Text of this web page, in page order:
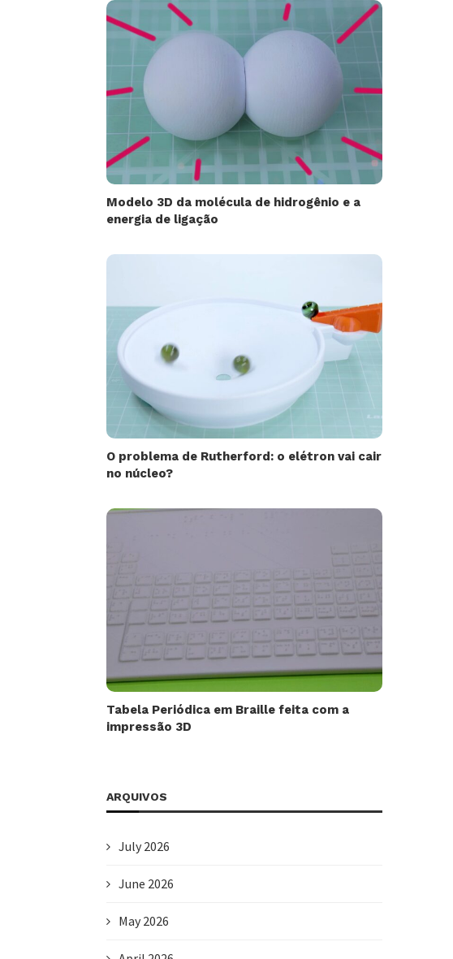
Modelo 3D da molécula de hidrogênio e a
energia de ligação
O problema de Rutherford: o elétron vai cair
no núcleo?
Tabela Periódica em Braille feita com a
impressão 3D
ARQUIVOS
July 2026
June 2026
May 2026